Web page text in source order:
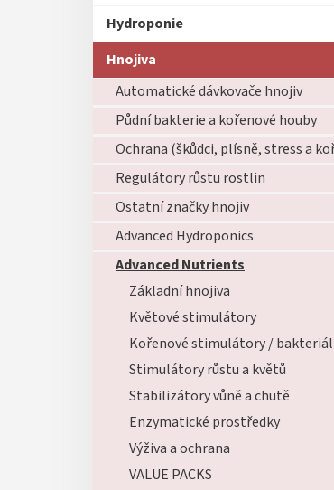
Hydroponie
Hnojiva
Automatické dávkovače hnojiv
Půdní bakterie a kořenové houby
Regulátory růstu rostlin
Ostatní značky hnojiv
Advanced Hydroponics
Advanced Nutrients
Základní hnojiva
Květové stimulátory
Stimulátory růstu a květů
Stabilizátory vůně a chutě
Enzymatické prostředky
Výživa a ochrana
VALUE PACKS